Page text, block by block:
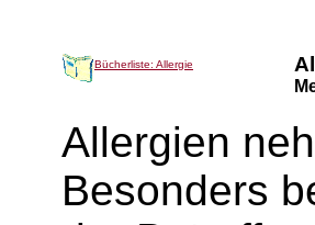
Bücherliste: Allergie
Allergien
Besonders